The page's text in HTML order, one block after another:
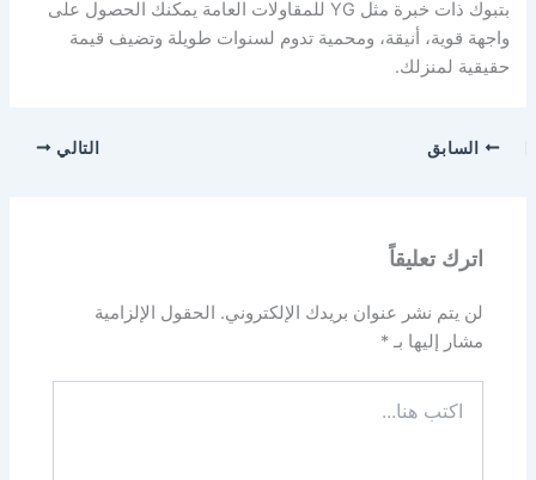
بتبوك ذات خبرة مثل YG للمقاولات العامة يمكنك الحصول على
واجهة قوية، أنيقة، ومحمية تدوم لسنوات طويلة وتضيف قيمة
حقيقية لمنزلك.
السابق التالي
اترك تعليقاً
لن يتم نشر عنوان بريدك الإلكتروني. الحقول الإلزامية
مشار إليها بـ*
هنا...